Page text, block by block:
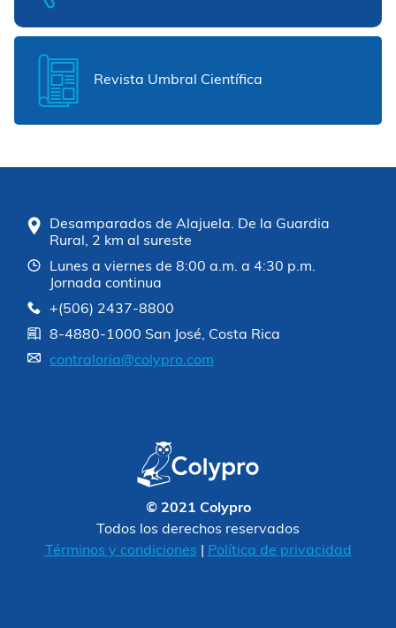
Revista Umbral Científica
Desamparados de Alajuela. De la Guardia
Rural, 2 km al sureste
Lunes a viernes de 8:00 a.m. a 4:30 p.m.
Jornada continua
+(506) 2437-8800
8-4880-1000 San José, Costa Rica
contraloria@colypro.com
© 2021 Colypro
Todos los derechos reservados
Términos y condiciones
Política de privacidad